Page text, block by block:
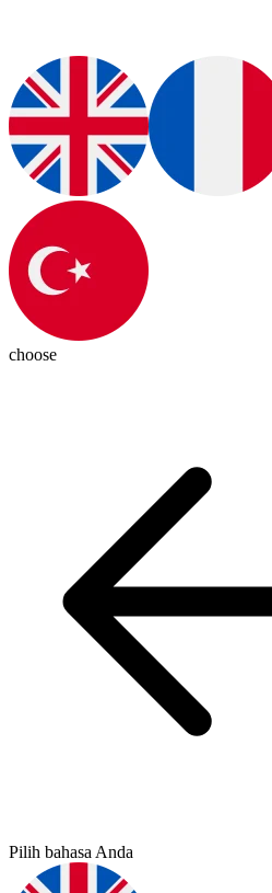
choose
Pilih bahasa Anda